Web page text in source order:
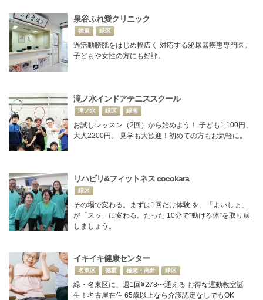
泉谷ふれ愛クリニック
徳重 緑区
過活動膀胱をはじめ幅広く 対応する泌尿器疾患専門医。
子どもや女性の方にも好評。
滝ノ水インドアテニススクール
滝ノ水 緑区 緑南
お試しレッスン（2回）から始めよう！ 子ども1,100円、
大人2200円。 見学も大歓迎！初めての方もお気軽に。
リハビリ&フィットネス cocokara
緑区
その場で変わる。まずは1回だけ体験 を。「よいしょ」
が「スッ」に変わる。たった 10分で“動ける体”を取り戻
しましょう。
イキイキ健康センター
名東区 徳重 極楽・高針 緑区
緑・名東区に、週1回¥278〜通える お得な運動教室誕
生！名古屋在住 65歳以上なら介護認定なしでもOK